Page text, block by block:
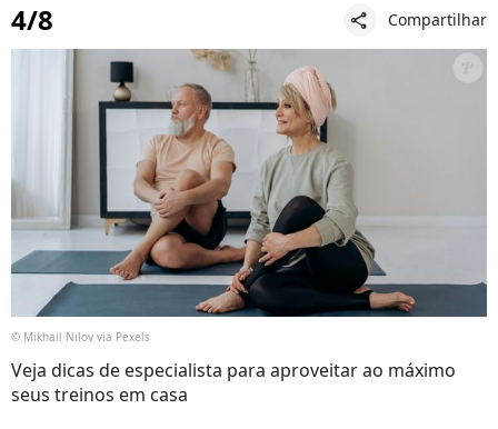
4/8 share Compartilhar
© Mikhail Nilov via Pexels
Veja dicas de especialista para aproveitar ao máximo
seus treinos em casa